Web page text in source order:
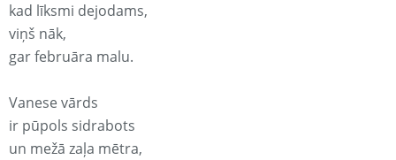
kad līksmi dejodams,
viņš nāk,
gar februāra malu.
Vanese vārds
ir pūpols sidrabots
un mežā zaļa mētra,